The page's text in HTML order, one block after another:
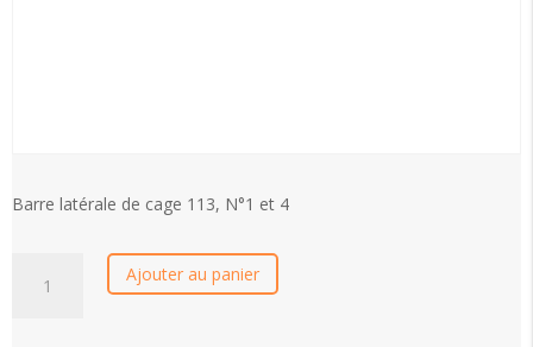
Barre latérale de cage 113, N°1 et 4
latérale
Ajouter au panier